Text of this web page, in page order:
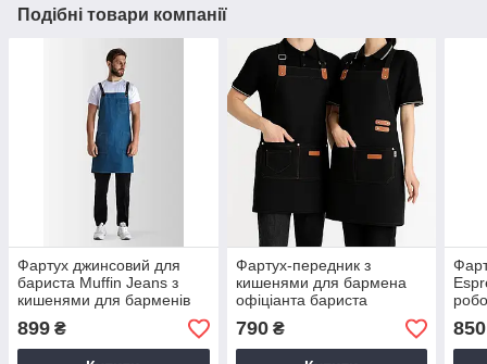
Подібні товари компанії
Фартух джинсовий для
бариста Muffin Jeans з
кишенями для барменів
робочий з ременями для
офіціанта
899 ₴
Фартух-передник з
кишенями для бармена
офіціанта бариста
водонепроникний для
кухні тканинний бавовна
кухонний Чорний
790₴ 850